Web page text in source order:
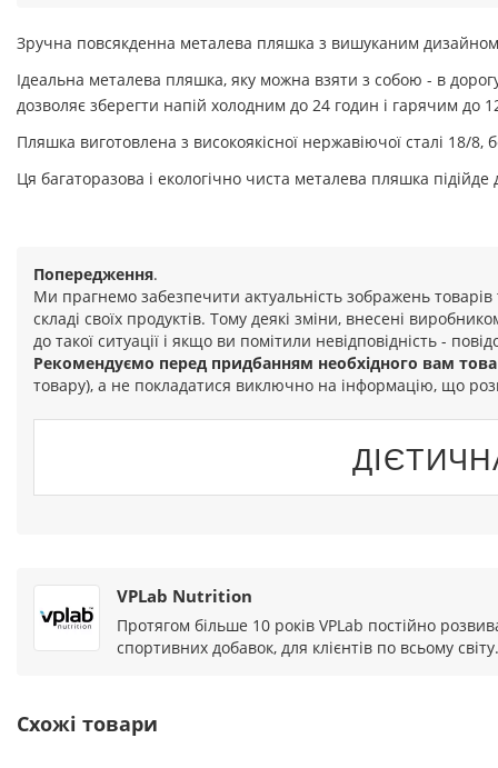
Зручна повсякденна металева пляшка з вишуканим дизайном
Ідеальна металева пляшка, яку можна взяти з собою - в
дозволяє зберегти напій холодним до 24 годин і гарячим до
Пляшка виготовлена ​​з високоякісної нержавіючої сталі 18/
Ця багаторазова і екологічно чиста металева пляшка підійде
Попередження.
Ми прагнемо забезпечити актуальність зображень
складі своїх продуктів. Тому деякі зміни, внесені
до такої ситуації і якщо ви помітили невідповідність -
Рекомендуємо перед придбанням необхідного вам
товару), а не покладатися виключно на інформацію, що
VPLab Nutrition
Протягом більше 10 років VPLab постійно
спортивних добавок, для клієнтів по всьому
Схожі товари